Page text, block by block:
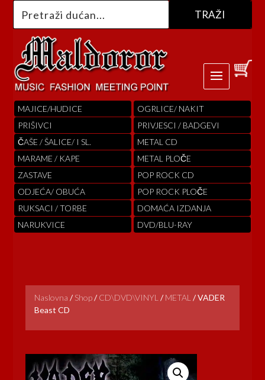
MAJICE/HUDICE
PRIŠIVCI
ČAŠE / ŠALICE/ I SL.
MARAME / KAPE
ZASTAVE
ODJEĆA/ OBUĆA
RUKSACI / TORBE
NARUKVICE
OGRLICE/ NAKIT
PRIVJESCI / BADGEVI
METAL CD
METAL PLOČE
POP ROCK CD
POP ROCK PLOČE
DOMAĆA IZDANJA
DVD/BLU-RAY
Naslovna / Shop/ CD\DVD\VINYL / METAL /VADER
Beast CD